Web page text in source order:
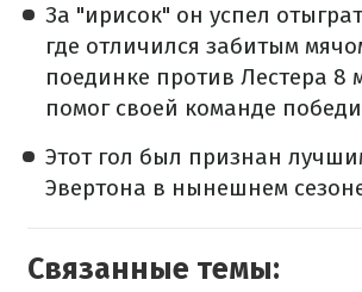
За "ирисок" он успел
где отличился забитым
поединке против Лестера 8
помог своей команде
Этот гол был признан
Эвертона в нынешнем
Связанные темы: